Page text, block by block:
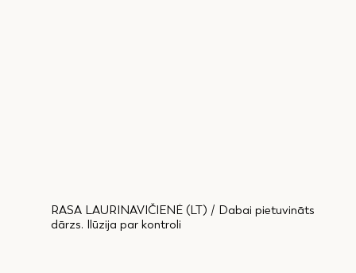
RASA LAURINAVIČIENĖ (LT) / Dabai pietuvināts
dārzs. Ilūzija par kontroli